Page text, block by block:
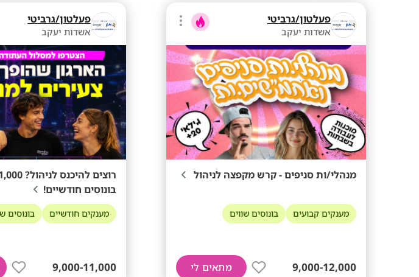
פעלטון/גרביטי
אשדות יעקב
מנהלי/ות סניפים - קרש מקפצה לניהול
מענקים קבועים בונוסים שווים
9,000-12,000 מתאים לי
פעלטון/גרביטי
אשדות יעקב
בונוסים חודשיים!
מענקים חודשיים בונוסים
9,000-11,000